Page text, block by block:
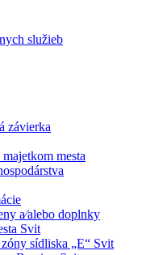
služieb
závierka
mesta
a⁄alebo doplnky
Svit
sídliska „E“ Svit